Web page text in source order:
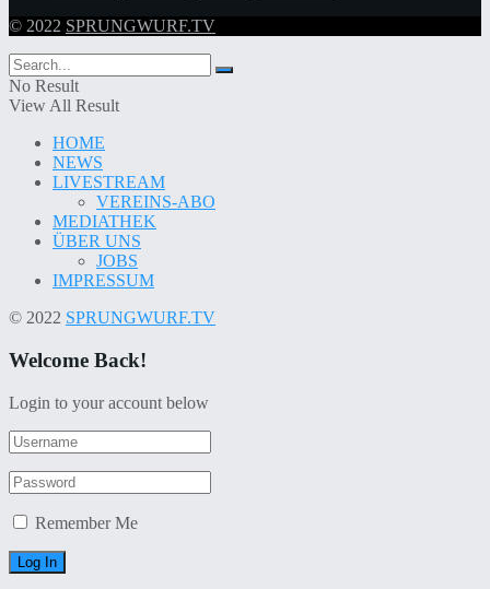
© 2022 SPRUNGWURF.TV
No Result
View All Result
HOME
NEWS
LIVESTREAM
VEREINS-ABO
MEDIATHEK
ÜBER UNS
JOBS
IMPRESSUM
© 2022 SPRUNGWURF.TV
Welcome Back!
Login to your account below
Remember Me